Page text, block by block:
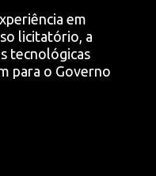
em
licitatório, a
tecnológicas
para o Governo